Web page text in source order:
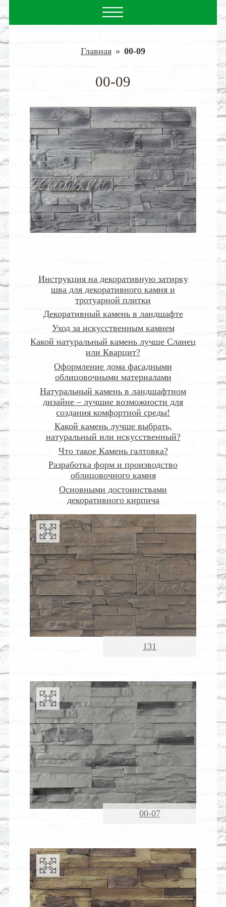
Главная » 00-09
00-09
Инструкция на декоративную затирку
шва для декоративного камня и
тротуарной плитки
Декоративный камень в ландшафте
Уход за искусственным камнем
Какой натуральный камень лучше Сланец
или Кварцит?
Оформление дома фасадными
облицовочными материалами
Натуральный камень в ландшафтном
дизайне – лучшие возможности для
создания комфортной среды!
Какой камень лучше выбрать,
натуральный или искусственный?
Что такое Камень галтовка?
Разработка форм и производство
облицовочного камня
Основными достоинствами
декоративного кирпича
131
00-07